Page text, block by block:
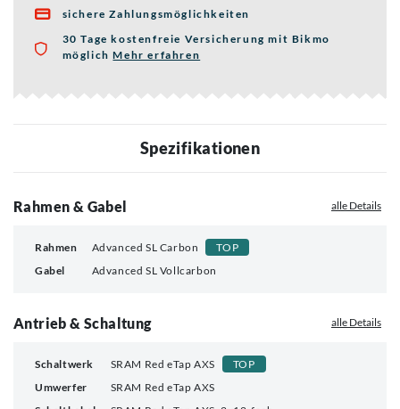

sichere Zahlungsmöglichkeiten
30 Tage kostenfreie Versicherung mit Bikmo
möglichMehr erfahren
Spezifikationen
Rahmen & Gabel alle Details
Rahmen Advanced SL Carbon
TOP
Gabel
Advanced SL Vollcarbon
Antrieb & Schaltung alle Details
Schaltwerk SRAM Red eTap AXS
TOP
Umwerfer
SRAM Red eTap AXS